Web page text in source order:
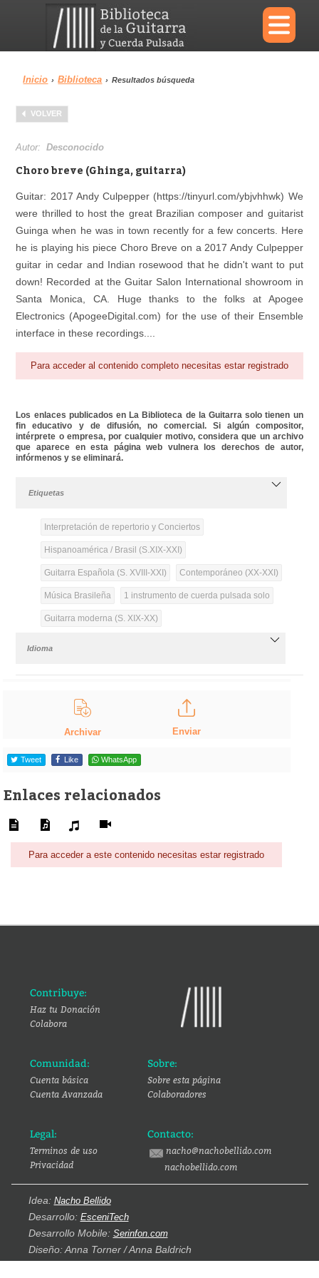
×
Menu
Biblioteca
Área personal Reproductor
Inicio › Biblioteca › Resultados búsqueda
VOLVER
Autor:Desconocido
Choro breve (Ghinga, guitarra)
Guitar: 2017 Andy Culpepper (https://tinyurl.com/ybjvhhwk) We
were thrilled to host the great Brazilian composer and guitarist
Guinga when he was in town recently for a few concerts. Here
he is playing his piece Choro Breve on a 2017 Andy Culpepper
guitar in cedar and Indian rosewood that he didn't want to put
down! Recorded at the Guitar Salon International showroom in
Santa Monica, CA. Huge thanks to the folks at Apogee
Electronics (ApogeeDigital.com) for the use of their Ensemble
interface in these recordings....
Para acceder al contenido completo necesitas estar registrado
Los enlaces publicados en La Biblioteca de la Guitarra solo tienen un
fin educativo y de difusión, no comercial. Si algún compositor,
intérprete o empresa, por cualquier motivo, considera que un archivo
que aparece en esta página web vulnera los derechos de autor,
infórmenos y se eliminará.
Etiquetas
Interpretación de repertorio y Conciertos
Hispanoamérica / Brasil (S.XIX-XXI)
Guitarra Española (S. XVIII-XXI) Contemporáneo (XX-XXI)
Música Brasileña 1 instrumento de cuerda pulsada solo
Guitarra moderna (S. XIX-XX)
Idioma
Archivar Enviar
Tweet Like WhatsApp
Enlaces relacionados
Para acceder a este contenido necesitas estar registrado
Contribuye:
Haz tu Donación
Colabora
Comunidad:
Cuenta básica
Cuenta Avanzada
Sobre:
Sobre esta página
Colaboradores
Legal:
Terminos de uso
Privacidad
Contacto:
nacho@nachobellido.com
nachobellido.com
Idea: Nacho Bellido
Desarrollo: EsceniTech
Desarrollo Mobile: Serinfon.com
Diseño: Anna Torner / Anna Baldrich